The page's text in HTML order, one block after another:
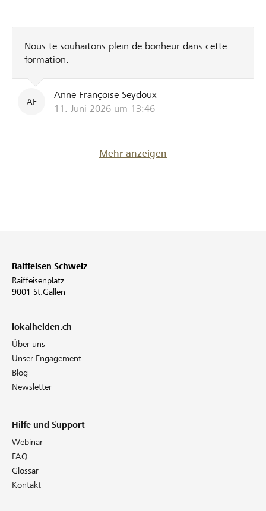
Nous te souhaitons plein de bonheur dans cette
formation.
AF
Anne Françoise Seydoux
11. Juni 2026 um 13:46
Mehr anzeigen
Raiffeisen Schweiz
Raiffeisenplatz
9001 St.Gallen
lokalhelden.ch
Über uns
Unser Engagement
Blog
Newsletter
Hilfe und Support
Webinar
FAQ
Glossar
Kontakt